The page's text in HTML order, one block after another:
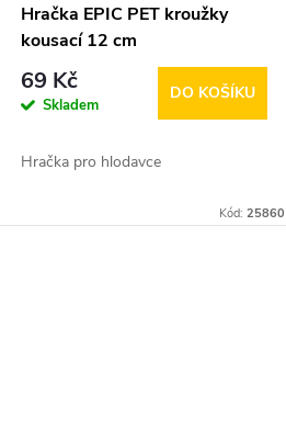
Hračka EPIC PET kroužky
kousací 12 cm
69 Kč
Skladem
DO KOŠÍKU
Hračka pro hlodavce
Kód:25860